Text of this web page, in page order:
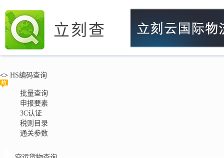
立刻查
<> HS编码查询
批量查询
申报要素
3C认证
税则目录
通关参数